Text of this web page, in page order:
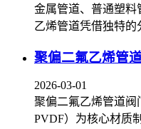
金属管道、普通塑料
乙烯管道凭借独特
聚偏二氟乙烯管
2026-03-01
聚偏二氟乙烯管道阀
PVDF）为核心材质